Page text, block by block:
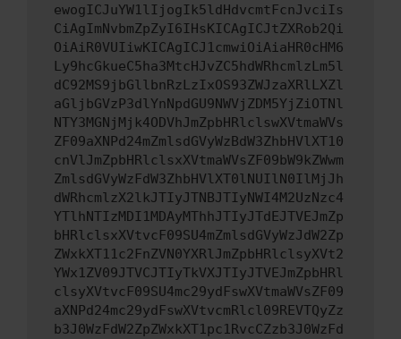
ewogICJuYW1lIjogIk5ldHdvcmtFcnJvciIs
CiAgImNvbmZpZyI6IHsKICAgICJtZXRob2Qi
OiAiR0VUIiwKICAgICJ1cmwiOiAiaHR0cHM6
Ly9hcGkueC5ha3MtcHJvZC5hdWRhcmlzLm5l
dC92MS9jbGllbnRzLzIxOS93ZWJzaXRlLXZl
aGljbGVzP3dlYnNpdGU9NWVjZDM5YjZiOTNl
NTY3MGNjMjk4ODVhJmZpbHRlclswXVtmaWVs
ZF09aXNPd24mZmlsdGVyWzBdW3ZhbHVlXT10
cnVlJmZpbHRlclsxXVtmaWVsZF09bW9kZWwm
ZmlsdGVyWzFdW3ZhbHVlXT0lNUIlN0IlMjJh
dWRhcmlzX2lkJTIyJTNBJTIyNWI4M2UzNzc4
YTlhNTIzMDI1MDAyMThhJTIyJTdEJTVEJmZp
bHRlclsxXVtvcF09SU4mZmlsdGVyWzJdW2Zp
ZWxkXT11c2FnZVN0YXRlJmZpbHRlclsyXVt2
YWx1ZV09JTVCJTIyTkVXJTIyJTVEJmZpbHRl
clsyXVtvcF09SU4mc29ydFswXVtmaWVsZF09
aXNPd24mc29ydFswXVtvcmRlcl09REVTQyZz
b3J0WzFdW2ZpZWxkXT1pc1RvcCZzb3J0WzFd